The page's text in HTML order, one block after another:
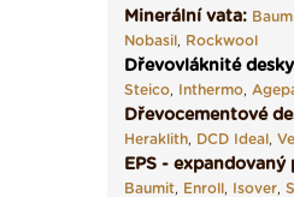
Minerální vata:
Nobasil, Rockwool
Dřevovláknité desky
Steico, Inthermo,
Dřevocementové
Heraklith, DCD Ideal,
EPS - expandovaný
Baumit, Enroll, Isover,